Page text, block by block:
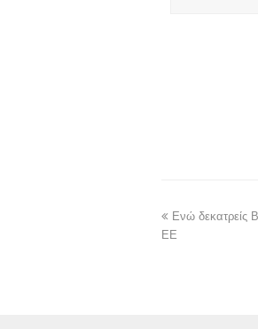
Ενώ δεκατρείς
ΕΕ